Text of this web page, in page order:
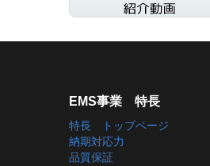
EMS事業 特長
特長 トップページ
納期対応力
品質保証